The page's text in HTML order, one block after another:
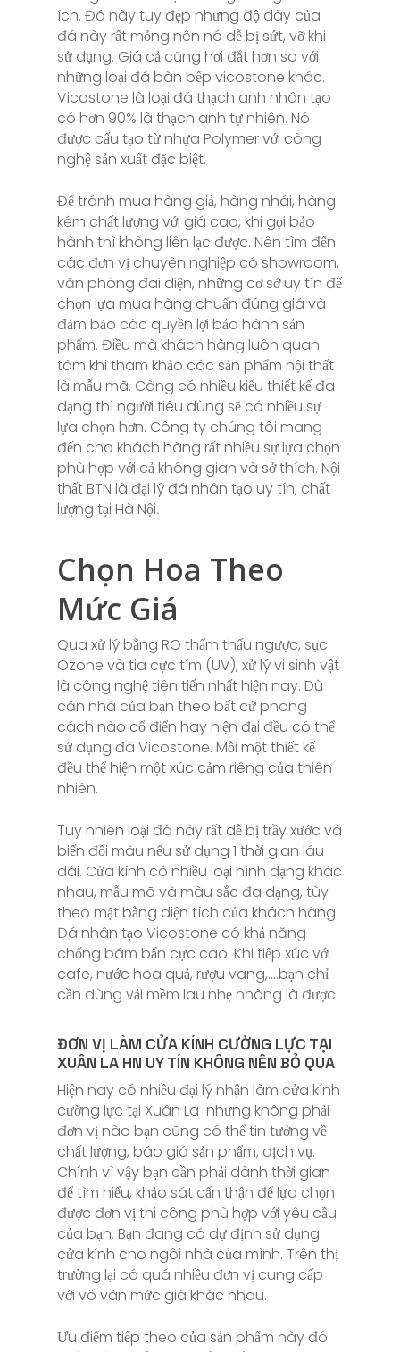
ích. Đá này tuy đẹp nhưng độ dày của
đá này rất mỏng nên nó dễ bị sứt, vỡ khi
sử dụng. Giá cả cũng hơi đắt hơn so với
những loại đá bàn bếp vicostone khác.
Vicostone là loại đá thạch anh nhân tạo
có hơn 90% là thạch anh tự nhiên. Nó
được cấu tạo từ nhựa Polymer với công
nghệ sản xuất đặc biệt.
Để tránh mua hàng giả, hàng nhái, hàng
kém chất lượng với giá cao, khi gọi bảo
hành thì không liên lạc được. Nên tìm đến
các đơn vị chuyên nghiệp có showroom,
văn phòng đai diện, những cơ sở uy tín để
chọn lựa mua hàng chuẩn đúng giá và
đảm bảo các quyền lợi bảo hành sản
phẩm. Điều mà khách hàng luôn quan
tâm khi tham khảo các sản phẩm nội thất
là mẫu mã. Càng có nhiều kiểu thiết kế đa
dạng thì người tiêu dùng sẽ có nhiều sự
lựa chọn hơn. Công ty chúng tôi mang
đến cho khách hàng rất nhiều sự lựa chọn
phù hợp với cả không gian và sở thích. Nội
thất BTN là đại lý đá nhân tạo uy tín, chất
lượng tại Hà Nội.
Chọn Hoa Theo
Mức Giá
Qua xử lý bằng RO thẩm thấu ngược, sục
Ozone và tia cực tím (UV), xử lý vi sinh vật
là công nghệ tiên tiến nhất hiện nay. Dù
căn nhà của bạn theo bất cứ phong
cách nào cổ điển hay hiện đại đều có thể
sử dụng đá Vicostone. Mỗi một thiết kế
đều thể hiện một xúc cảm riêng của thiên
nhiên.
Tuy nhiên loại đá này rất dễ bị trầy xước và
biến đổi màu nếu sử dụng 1 thời gian lâu
dài. Cửa kính có nhiều loại hình dạng khác
nhau, mẫu mã và màu sắc đa dạng, tùy
theo mặt bằng diện tích của khách hàng.
Đá nhân tạo Vicostone có khả năng
chống bám bẩn cực cao. Khi tiếp xúc với
cafe, nước hoa quả, rượu vang,….bạn chỉ
cần dùng vải mềm lau nhẹ nhàng là được.
ĐƠN VỊ LÀM CỬA KÍNH CƯỜNG LỰC TẠI
XUÂN LA HN UY TÍN KHÔNG NÊN BỎ QUA
Hiện nay có nhiều đại lý nhận làm cửa kính
cường lực tại Xuân La nhưng không phải
đơn vị nào bạn cũng có thể tin tưởng về
chất lượng, báo giá sản phẩm, dịch vụ.
Chính vì vậy bạn cần phải dành thời gian
để tìm hiểu, khảo sát cẩn thận để lựa chọn
được đơn vị thi công phù hợp với yêu cầu
của bạn. Bạn đang có dự định sử dụng
cửa kính cho ngôi nhà của mình. Trên thị
trường lại có quá nhiều đơn vị cung cấp
với vô vàn mức giá khác nhau.
Ưu điểm tiếp theo của sản phẩm này đó